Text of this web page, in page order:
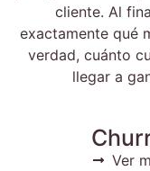
cliente. Al
exactamente qué
verdad, cuánto
llegar a
Ver